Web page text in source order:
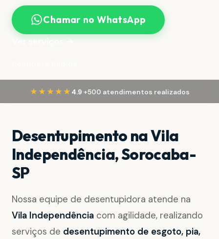
Chamar no WhatsApp
Ver serviços →
★★★★★ 4.9·+500 atendimentos realizados
Desentupimento na Vila
Independência, Sorocaba-
SP
Nossa equipe de desentupidora atende na
Vila Independência com agilidade, realizando
serviços de desentupimento de esgoto, pia,